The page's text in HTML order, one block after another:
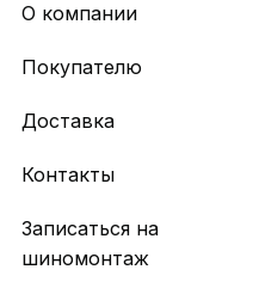
О компании
Покупателю
Доставка
Контакты
Записаться на
шиномонтаж